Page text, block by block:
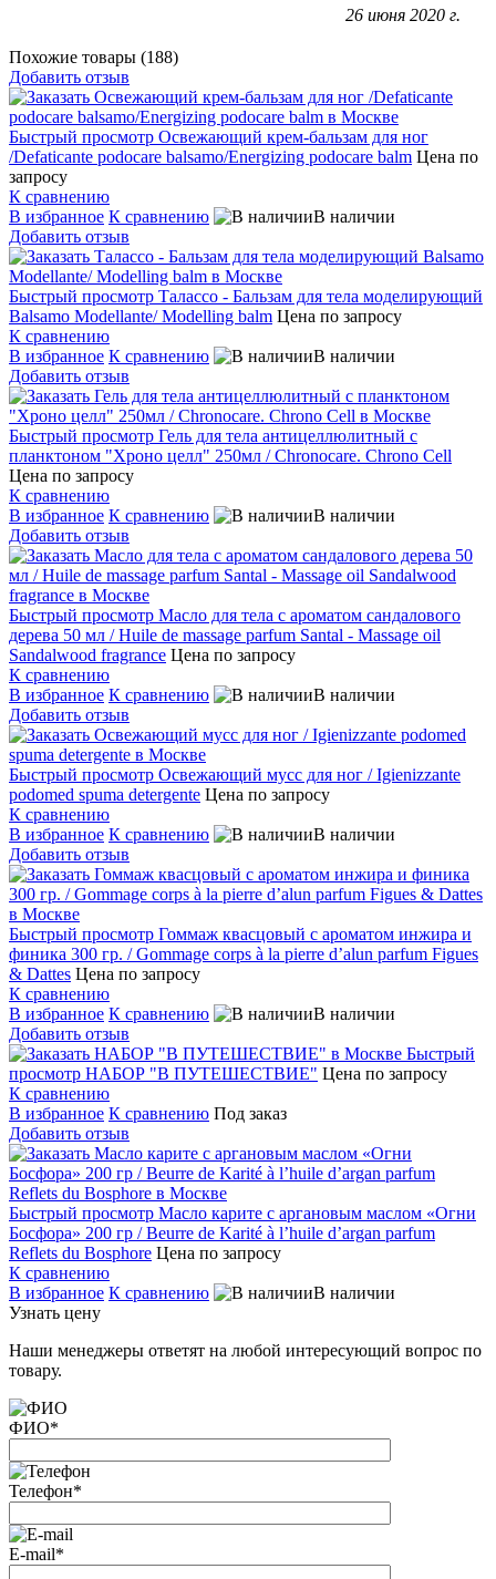
26 июня 2020 г.
Похожие товары (188)
Добавить отзыв
Быстрый просмотр Освежающий крем-бальзам для ног
/Defaticante podocare balsamo/Energizing podocare balm Цена по
запросу
К сравнению
В избранное К сравнению
В наличии
Добавить отзыв
Быстрый просмотр Талассо - Бальзам для тела моделирующий
Balsamo Modellante/ Modelling balm Цена по запросу
К сравнению
В избранное К сравнению
В наличии
Добавить отзыв
Быстрый просмотр Гель для тела антицеллюлитный с
планктоном "Хроно целл" 250мл / Chronocare. Chrono Cell
Цена по запросу
К сравнению
В избранное К сравнению
В наличии
Добавить отзыв
Быстрый просмотр Масло для тела с ароматом сандалового
дерева 50 мл / Huile de massage parfum Santal - Massage oil
Sandalwood fragrance Цена по запросу
К сравнению
В избранное К сравнению
В наличии
Добавить отзыв
Быстрый просмотр Освежающий мусс для ног / Igienizzante
podomed spuma detergente Цена по запросу
К сравнению
В избранное К сравнению
В наличии
Добавить отзыв
Быстрый просмотр Гоммаж квасцовый с ароматом инжира и
финика 300 гр. / Gommage corps à la pierre d’alun parfum Figues
& Dattes Цена по запросу
К сравнению
В избранное К сравнению
В наличии
Добавить отзыв
Быстрый
просмотр НАБОР "В ПУТЕШЕСТВИЕ" Цена по запросу
К сравнению
В избранное К сравнению Под заказ
Добавить отзыв
Быстрый просмотр Масло карите с аргановым маслом «Огни
Босфора» 200 гр / Beurre de Karité à l’huile d’argan parfum
Reflets du Bosphore Цена по запросу
К сравнению
В избранное К сравнению
В наличии
Узнать цену
Наши менеджеры ответят на любой интересующий вопрос по
товару.
ФИО*
Телефон*
E-mail*